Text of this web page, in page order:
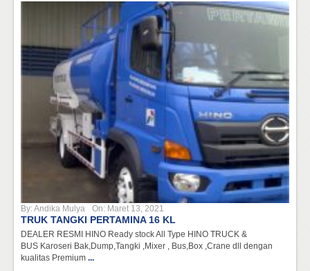
By:Andika Mulya On: Maret 13, 2021
TRUK TANGKI PERTAMINA 16 KL
DEALER RESMI HINO Ready stock All Type HINO TRUCK &
BUS Karoseri Bak,Dump,Tangki ,Mixer , Bus,Box ,Crane dll dengan
kualitas Premium ...